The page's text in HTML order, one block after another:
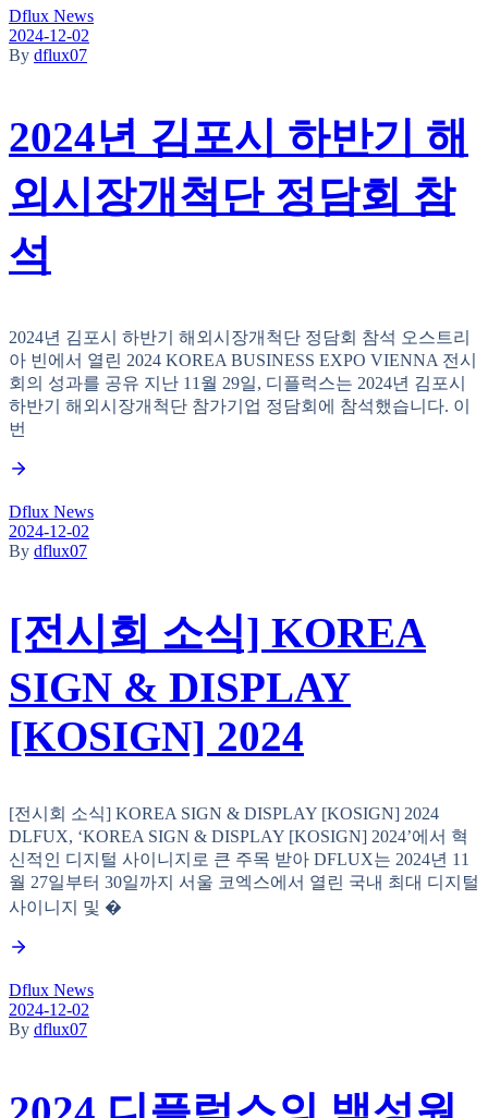
Dflux News
2024-12-02
By dflux07
2024년 김포시 하반기 해
외시장개척단 정담회 참
석
2024년 김포시 하반기 해외시장개척단 정담회 참석 오스트리
아 빈에서 열린 2024 KOREA BUSINESS EXPO VIENNA 전시
회의 성과를 공유 지난 11월 29일, 디플럭스는 2024년 김포시
하반기 해외시장개척단 참가기업 정담회에 참석했습니다. 이
번
Dflux News
2024-12-02
By dflux07
[전시회 소식] KOREA
SIGN & DISPLAY
[KOSIGN] 2024
[전시회 소식] KOREA SIGN & DISPLAY [KOSIGN] 2024
DLFUX, ‘KOREA SIGN & DISPLAY [KOSIGN] 2024’에서 혁
신적인 디지털 사이니지로 큰 주목 받아 DFLUX는 2024년 11
월 27일부터 30일까지 서울 코엑스에서 열린 국내 최대 디지털
사이니지 및 �
Dflux News
2024-12-02
By dflux07